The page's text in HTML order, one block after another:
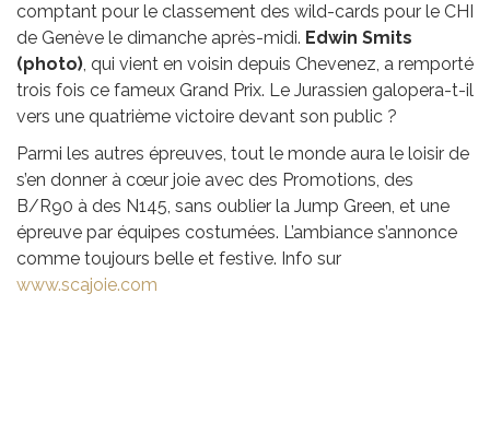
comptant pour le classement des wild-cards pour le CHI
de Genève le dimanche après-midi. Edwin Smits
(photo), qui vient en voisin depuis Chevenez, a remporté
trois fois ce fameux Grand Prix. Le Jurassien galopera-t-il
vers une quatrième victoire devant son public ?
Parmi les autres épreuves, tout le monde aura le loisir de
s’en donner à cœur joie avec des Promotions, des
B/R90 à des N145, sans oublier la Jump Green, et une
épreuve par équipes costumées. L’ambiance s’annonce
comme toujours belle et festive. Info sur
www.scajoie.com